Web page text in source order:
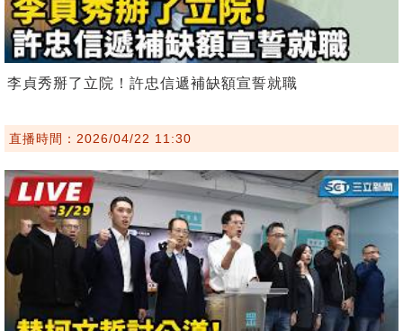
李貞秀掰了立院！許忠信遞補缺額宣誓就職
直播時間：2026/04/22 11:30